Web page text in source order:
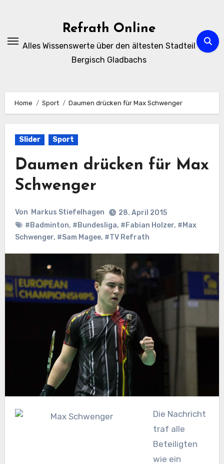
Refrath Online
Alles Wissenswerte über den ältesten Stadteil
Bergisch Gladbachs
Home Sport Daumen drücken für Max Schwenger
Slider Sport
Daumen drücken für Max
Schwenger
Von Markus Stiefelhagen
28. April 2015
#Badminton, #Bundesliga, #Fabian Holzer, #Max
Schwenger, #Sam Magee, #TV Refrath
Die Nachricht
traf alle
Beteiligten
wie ein